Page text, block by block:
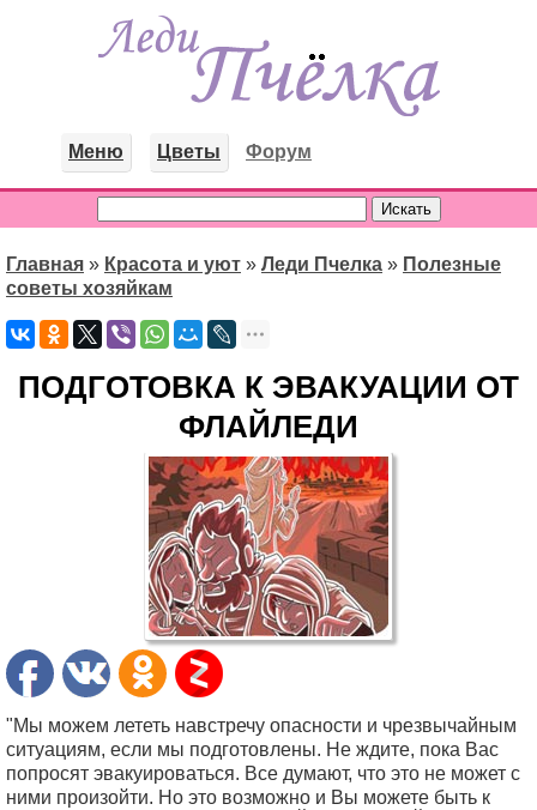
Меню Цветы Форум
Главная » Красота и уют » Леди Пчелка » Полезные
советы хозяйкам
ПОДГОТОВКА К ЭВАКУАЦИИ ОТ
ФЛАЙЛЕДИ
"Мы можем лететь навстречу опасности и чрезвычайным
ситуациям, если мы подготовлены. Не ждите, пока Вас
попросят эвакуироваться. Все думают, что это не может с
ними произойти. Но это возможно и Вы можете быть к